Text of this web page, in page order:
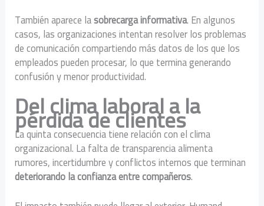
También aparece lasobrecarga informativa. En algunos
casos, las organizaciones intentan resolver los problemas
de comunicación compartiendo más datos de los que los
empleados pueden procesar, lo que termina generando
confusión y menor productividad.
Del clima laboral a la
pérdida de clientes
La quinta consecuencia tiene relación con el clima
organizacional. La falta de transparencia alimenta
rumores, incertidumbre y conflictos internos que terminan
deteriorando la confianza entre compañeros.